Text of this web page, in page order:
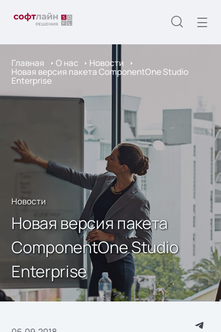
Главная О нас Новости
Новая версия пакета ComponentOne Studio
Enterprise
Новости
Новая версия пакета
ComponentOne Studio
Enterprise